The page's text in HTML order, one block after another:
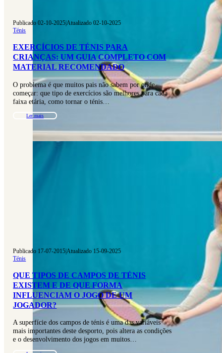
Publicado 02-10-2025|Atualizado 02-10-2025
Ténis
EXERCÍCIOS DE TÉNIS PARA
CRIANÇAS: UM GUIA COMPLETO COM
MATERIAL RECOMENDADO
O problema é que muitos pais não sabem por onde
começar: que tipo de exercícios são melhores para cada
faixa etária, como tornar o ténis…
Ler mais
Publicado 17-07-2015|Atualizado 15-09-2025
Ténis
QUE TIPOS DE CAMPOS DE TÉNIS
EXISTEM E DE QUE FORMA
INFLUENCIAM O JOGO DE UM
JOGADOR?
A superfície dos campos de ténis é uma das variáveis
mais importantes deste desporto, pois altera as condições
e o desenvolvimento dos jogos em muitos…